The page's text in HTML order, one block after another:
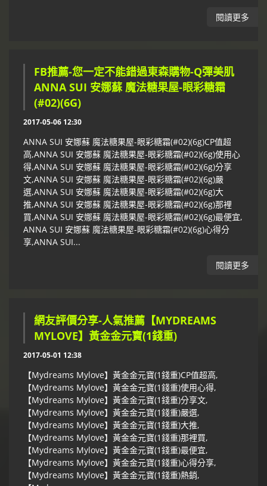
閱讀更多
FB推薦-您一定不能錯過東森購物-Q彈美肌
ANNA SUI 安娜蘇 魔法糖果屋-眼彩糖霜
(#02)(6G)
2017-05-06 12:30
ANNA SUI 安娜蘇 魔法糖果屋-眼彩糖霜(#02)(6g)CP值超
高,ANNA SUI 安娜蘇 魔法糖果屋-眼彩糖霜(#02)(6g)使用心
得,ANNA SUI 安娜蘇 魔法糖果屋-眼彩糖霜(#02)(6g)分享
文,ANNA SUI 安娜蘇 魔法糖果屋-眼彩糖霜(#02)(6g)嚴
選,ANNA SUI 安娜蘇 魔法糖果屋-眼彩糖霜(#02)(6g)大
推,ANNA SUI 安娜蘇 魔法糖果屋-眼彩糖霜(#02)(6g)那裡
買,ANNA SUI 安娜蘇 魔法糖果屋-眼彩糖霜(#02)(6g)最便宜,
ANNA SUI 安娜蘇 魔法糖果屋-眼彩糖霜(#02)(6g)心得分
享,ANNA SUI...
閱讀更多
網友評價分享-人氣推薦【MYDREAMS
MYLOVE】黃金金元寶(1錢重)
2017-05-01 12:38
【Mydreams Mylove】黃金金元寶(1錢重)CP值超高,
【Mydreams Mylove】黃金金元寶(1錢重)使用心得,
【Mydreams Mylove】黃金金元寶(1錢重)分享文,
【Mydreams Mylove】黃金金元寶(1錢重)嚴選,
【Mydreams Mylove】黃金金元寶(1錢重)大推,
【Mydreams Mylove】黃金金元寶(1錢重)那裡買,
【Mydreams Mylove】黃金金元寶(1錢重)最便宜,
【Mydreams Mylove】黃金金元寶(1錢重)心得分享,
【Mydreams Mylove】黃金金元寶(1錢重)熱銷,